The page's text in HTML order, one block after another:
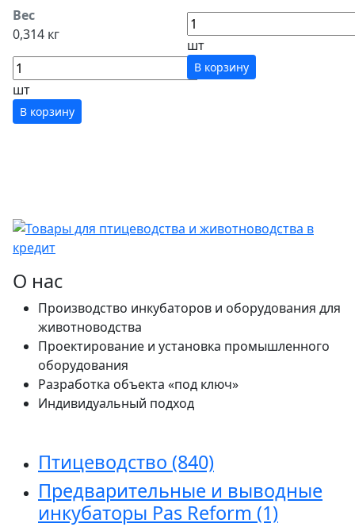
Вес
0,314 кг
шт
В корзину
шт
В корзину
О нас
Производство инкубаторов и оборудования для
животноводства
Проектирование и установка промышленного
оборудования
Разработка объекта «под ключ»
Индивидуальный подход
Птицеводство (840)
Предварительные и выводные
инкубаторы Pas Reform (1)